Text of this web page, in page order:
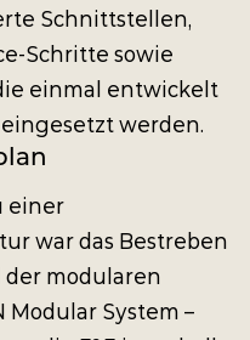
Schnittstellen,
Schritte sowie
einmal entwickelt
werden.
einer
war das Bestreben
der modularen
Modular System –